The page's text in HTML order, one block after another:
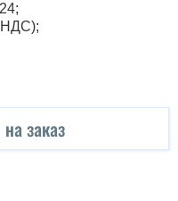
НДС);
заказ